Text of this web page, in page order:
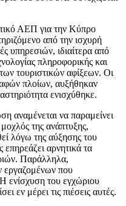
ΑΕΠ για την Κύπρο
από την ισχυρή
υπηρεσιών, ιδιαίτερα από
πληροφορικής και
τουριστικών αφίξεων. Οι
πλοίων, αυξήθηκαν
ενισχύθηκε.
αναμένεται να παραμείνει
της ανάπτυξης,
λόγω της αύξησης του
αρνητικά τα
Παράλληλα,
εργαζομένων που
ενίσχυση του εγχώριου
εν μέρει τις πιέσεις αυτές.